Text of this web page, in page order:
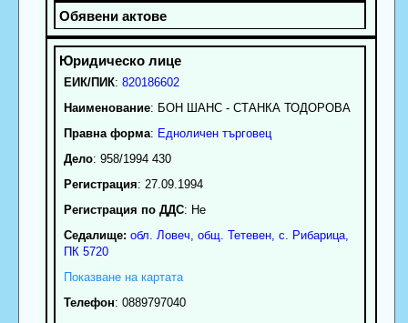
ЕИК/ПИК: 820186602
Наименование: БОН ШАНС - СТАНКА ТОДОРОВА
Правна форма: Едноличен търговец
Дело: 958/1994 430
Регистрация: 27.09.1994
Регистрация по ДДС: Нe
Седалище: обл. Ловеч общ. Тетевен, с. Рибарица,
ПК 5720
Показване на картата
Телефон: 0889797040